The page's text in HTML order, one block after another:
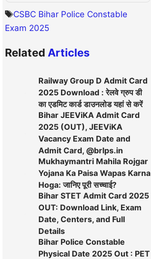
CSBC Bihar Police Constable
Exam 2025
Related Articles
Railway Group D Admit Card
2025 Download : रेलवे ग्रुप डी
का एडमिट कार्ड डाउनलोड यहां से करें
Bihar JEEViKA Admit Card
2025 (OUT), JEEViKA
Vacancy Exam Date and
Admit Card, @brlps.in
Mukhaymantri Mahila Rojgar
Yojana Ka Paisa Wapas Karna
Hoga: जानिए पूरी सच्चाई?
Bihar STET Admit Card 2025
OUT: Download Link, Exam
Date, Centers, and Full
Details
Bihar Police Constable
Physical Date 2025 Out : PET